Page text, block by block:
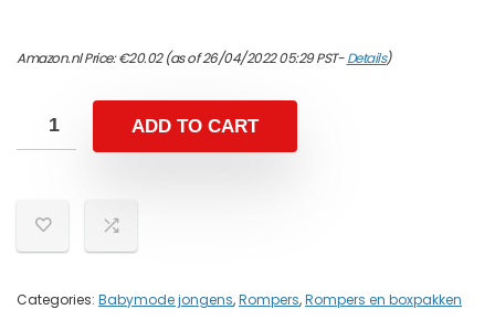
Amazon.nl Price:€20.02(as of 26/04/2022 05:29 PST-Details)
ADD TO CART
Categories: Babymode jongens,Rompers,Rompers en boxpakken